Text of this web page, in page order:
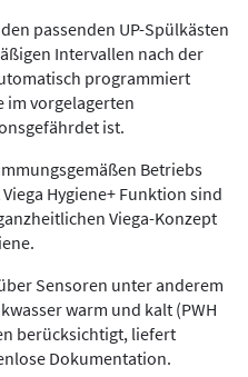
passenden UP-Spülkästen
Intervallen nach der
programmiert
im vorgelagerten
ist.
Betriebs
Hygiene+ Funktion sind
Viega-Konzept
Sensoren unter anderem
warm und kalt (PWH
berücksichtigt, liefert
Dokumentation.